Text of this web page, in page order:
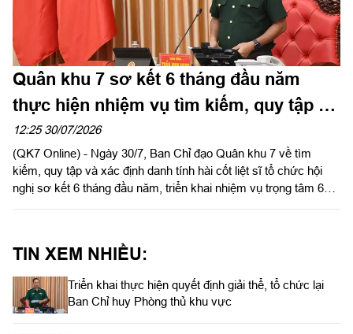
Quân khu 7 sơ kết 6 tháng đầu năm
thực hiện nhiệm vụ tìm kiếm, quy tập và
xác định danh tính hài cốt liệt sĩ
12:25 30/07/2026
(QK7 Online) - Ngày 30/7, Ban Chỉ đạo Quân khu 7 về tìm
kiếm, quy tập và xác định danh tính hài cốt liệt sĩ tổ chức hội
nghị sơ kết 6 tháng đầu năm, triển khai nhiệm vụ trọng tâm 6
ủy Quân khu chủ trì hội nghị.
TIN XEM NHIỀU:
Triển khai thực hiện quyết định giải thể, tổ chức lại
Ban Chỉ huy Phòng thủ khu vực